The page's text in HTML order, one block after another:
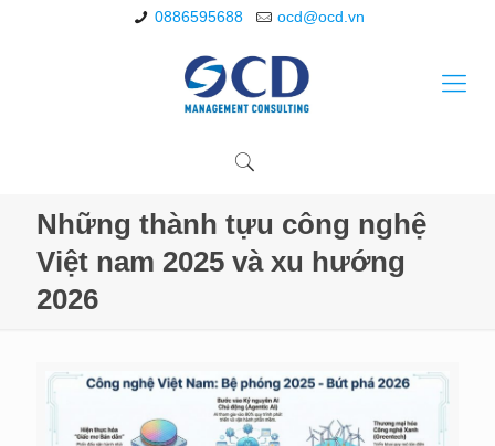
0886595688 ocd@ocd.vn
Những thành tựu công nghệ
Việt nam 2025 và xu hướng
2026